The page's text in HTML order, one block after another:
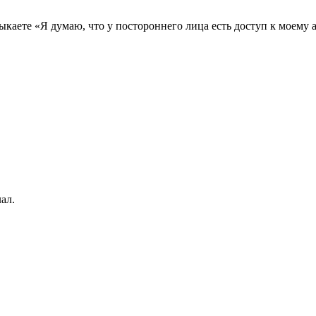
«Я думаю, что у постороннего лица есть доступ к моему